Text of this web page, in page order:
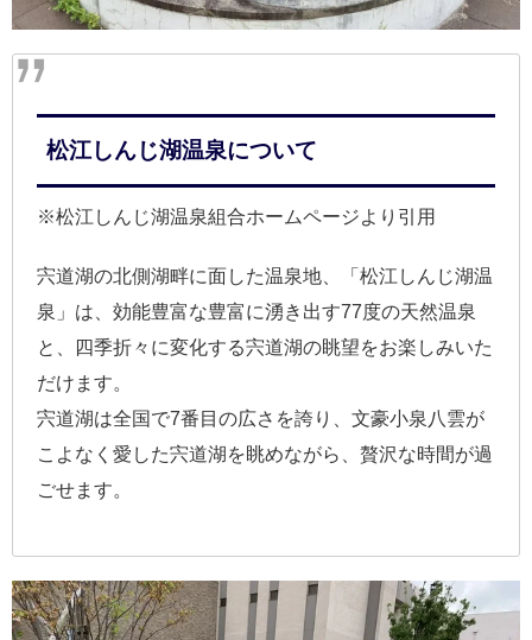
松江しんじ湖温泉について
※松江しんじ湖温泉組合ホームページより引用
宍道湖の北側湖畔に面した温泉地、「松江しんじ湖温
泉」は、効能豊富な豊富に湧き出す77度の天然温泉
と、四季折々に変化する宍道湖の眺望をお楽しみいた
だけます。
宍道湖は全国で7番目の広さを誇り、文豪小泉八雲が
こよなく愛した宍道湖を眺めながら、贅沢な時間が過
ごせます。